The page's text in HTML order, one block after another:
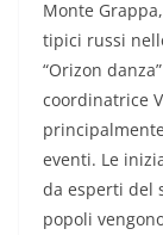
Monte Grappa,
tipici russi
“Orizon
coordinatrice
eventi. Le
da esperti del
popoli